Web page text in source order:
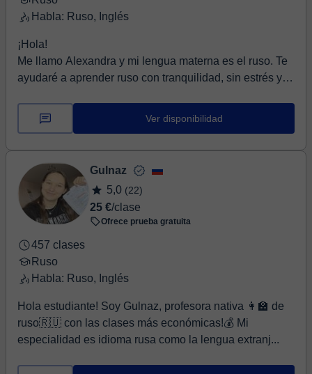
that the best results come when students develop the
practical tools and strategies you can use outside our
lessons as well. I am particularly well suited to work with
Russian-speaking students and speakers of other Slavic
Slavic Studies, I understand the specific challenges that
Slavic-language speakers face when learning English. I
can identify common patterns of error, explain why they
occur, and help students avoid them before they become
habits.
Habla: Ruso, Inglés
¡Hola!
Me llamo Alexandra y mi lengua materna es el ruso. Te
ayudaré a aprender ruso con tranquilidad, sin estrés y
Ver disponibilidad
Gulnaz
5,0 (22)
25 €/clase
Ofrece prueba gratuita
457 clases
Ruso
Habla: Ruso, Inglés
Hola estudiante! Soy Gulnaz, profesora nativa 👩‍🏫 de
ruso🇷🇺 con las clases más económicas!💰 Mi
especialidad es idioma rusa como la lengua extranj...